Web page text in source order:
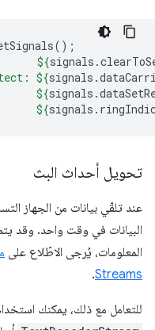
();
${signals .
${signals .
${signals .
${signals .
تحويل أحداث البث
عند تلقّي بيانات من الجهاز
البيانات في وقت واحد. وقد
المعلومات، يُرجى الاطّلاع على
Streams
.
للتعامل مع ذلك، يمكنك